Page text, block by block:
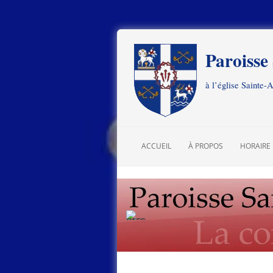
à l’église Sainte-
ACCUEIL À PROPOS
HISTORIQUE DE LA
SAINT CLÉMENT
SAINTE ANNE
HORAIRE